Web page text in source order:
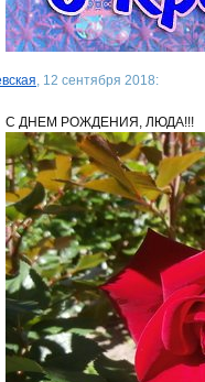
, 12 сентября 2018:
С ДНЕМ РОЖДЕНИЯ, ЛЮДА!!!